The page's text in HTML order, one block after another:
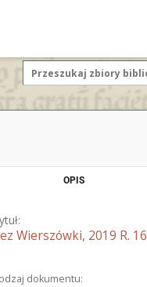
OPIS
Wierszówki, 2019 R. 16
dokumentu: